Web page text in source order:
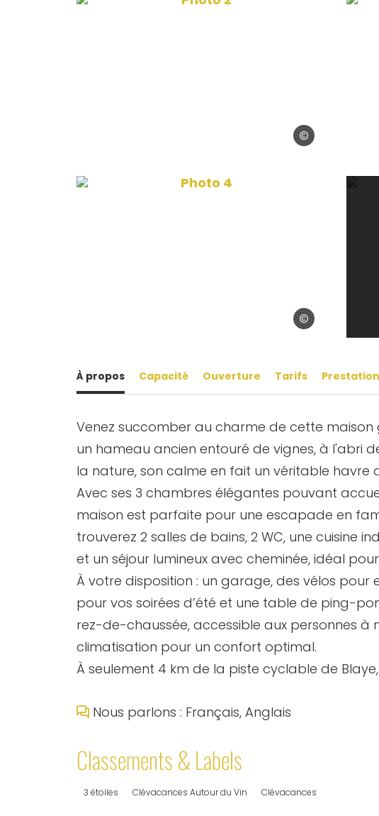
© Olivier Boisseau
Photo 4, © Olivier Boisseau
© Olivier Boisseau
À propos Capacité Ouverture Tarifs
Venez succomber au charme de cette maison
un hameau ancien entouré de vignes, à l'abri
la nature, son calme en fait un véritable havre
Avec ses 3 chambres élégantes pouvant
maison est parfaite pour une escapade en
trouverez 2 salles de bains, 2 WC, une cuisine
et un séjour lumineux avec cheminée, idéal
À votre disposition : un garage, des vélos pour
pour vos soirées d’été et une table de ping-
rez-de-chaussée, accessible aux personnes à
climatisation pour un confort optimal.
À seulement 4 km de la piste cyclable de
Nous parlons : Français, Anglais
Classements & Labels
3 étoiles Clévacances Autour du Vin Clévacances